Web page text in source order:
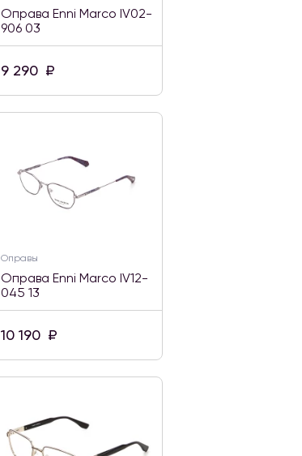
Оправа Enni Marco IV02-
906 03
9 290 ₽
Оправы
Оправа Enni Marco IV12-
045 13
10 190 ₽